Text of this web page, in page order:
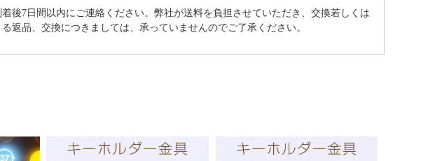
後7日間以内にご連絡ください。弊社が送料を負担させていただき、交換若しくは
返品、交換につきましては、承っていませんのでご了承ください。